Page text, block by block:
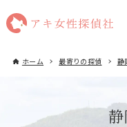
ホーム 最寄りの探偵 静